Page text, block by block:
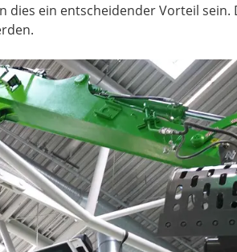
dies ein entscheidender Vorteil